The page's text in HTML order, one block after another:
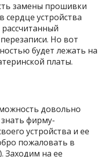
замены прошивки
сердце устройства
Но вот
будет лежать на
платы.
довольно
фирму-
устройства и ее
пожаловать в
Заходим на ее